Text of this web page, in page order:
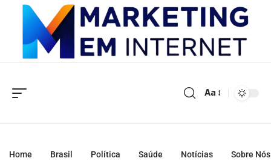
Aa
Home Brasil Política Saúde Notícias Sobre Nós